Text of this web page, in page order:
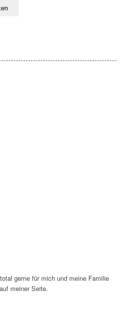
gerne für mich und meine Familie
meiner Seite.